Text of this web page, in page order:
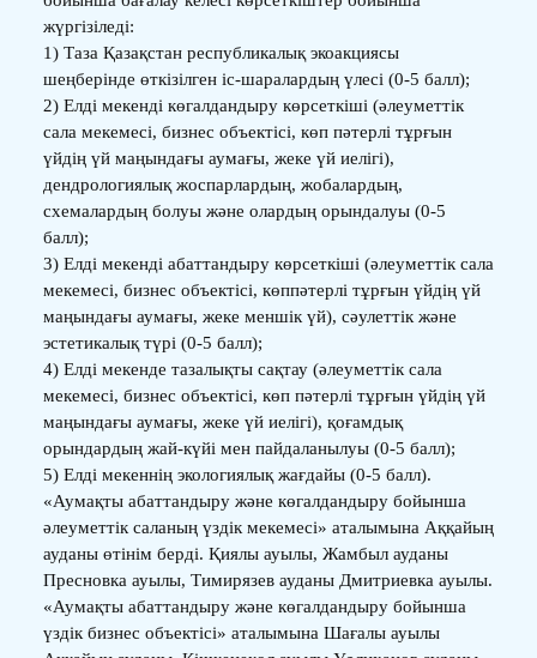
жүргізіледі:
1) Таза Қазақстан республикалық экоакциясы
шеңберінде өткізілген іс-шаралардың үлесі (0-5 балл);
2) Елді мекенді көгалдандыру көрсеткіші (әлеуметтік
сала мекемесі, бизнес объектісі, көп пәтерлі тұрғын
үйдің үй маңындағы аумағы, жеке үй иелігі),
дендрологиялық жоспарлардың, жобалардың,
схемалардың болуы және олардың орындалуы (0-5
балл);
3) Елді мекенді абаттандыру көрсеткіші (әлеуметтік сала
мекемесі, бизнес объектісі, көппәтерлі тұрғын үйдің үй
маңындағы аумағы, жеке меншік үй), сәулеттік және
эстетикалық түрі (0-5 балл);
4) Елді мекенде тазалықты сақтау (әлеуметтік сала
мекемесі, бизнес объектісі, көп пәтерлі тұрғын үйдің үй
маңындағы аумағы, жеке үй иелігі), қоғамдық
орындардың жай-күйі мен пайдаланылуы (0-5 балл);
5) Елді мекеннің экологиялық жағдайы (0-5 балл).
«Аумақты абаттандыру және көгалдандыру бойынша
әлеуметтік саланың үздік мекемесі» аталымына Аққайың
ауданы өтінім берді. Қиялы ауылы, Жамбыл ауданы
Пресновка ауылы, Тимирязев ауданы Дмитриевка ауылы.
«Аумақты абаттандыру және көгалдандыру бойынша
үздік бизнес объектісі» аталымына Шағалы ауылы